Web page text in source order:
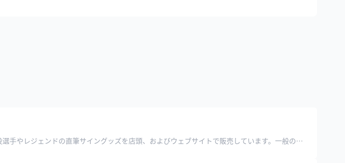
AutentiCo.【オーセンティコ】では、通常では入手困難なあらゆるスポーツの現役選手やレジェンドの直筆サイングッズを店頭、およびウェブサイトで販売しています。一般の方が独自で入手したサイン入り商品を販売しているのではなく、認定機関による直筆サインの証明書を発行していますので、安心してお買い求めいただけます。